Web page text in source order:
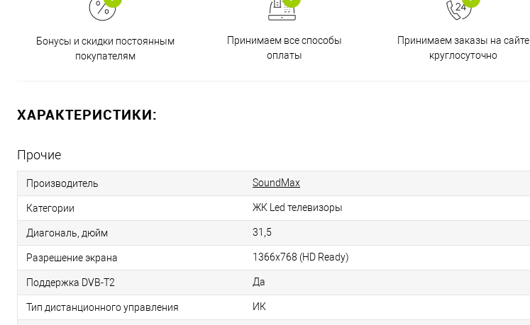
Бонусы и скидки постоянным
покупателям
Принимаем все способы
оплаты
Принимаем заказы на сайте
круглосуточно
ХАРАКТЕРИСТИКИ:
Прочие
Производитель SoundMax
Категории ЖК Led телевизоры
Диагональ, дюйм 31,5
Разрешение экрана 1366х768 (HD Ready)
Поддержка DVB-T2 Да
Тип дистанционного управления ИК